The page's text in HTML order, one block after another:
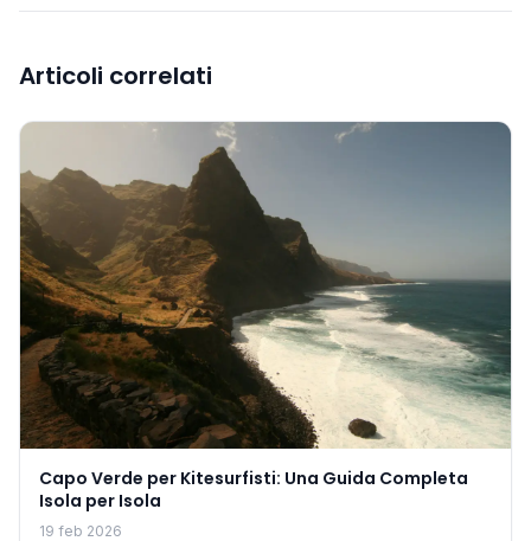
Articoli correlati
Capo Verde per Kitesurfisti: Una Guida Completa
Isola per Isola
19 feb 2026